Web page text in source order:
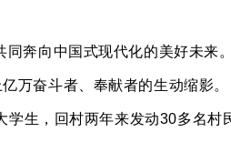
奔向中国式现代化的美好未来
万奋斗者、奉献者的生动缩影。
学生，回村两年来发动30多名村